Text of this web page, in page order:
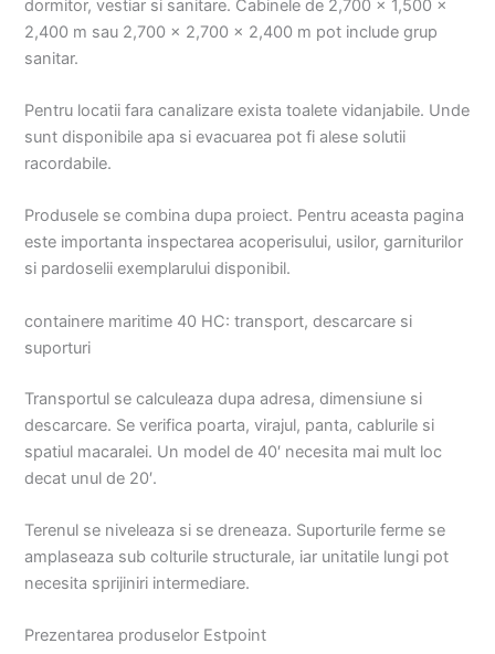
dormitor, vestiar si sanitare. Cabinele de 2,700 x 1,500 x
2,400 m sau 2,700 x 2,700 x 2,400 m pot include grup
sanitar.
Pentru locatii fara canalizare exista toalete vidanjabile. Unde
sunt disponibile apa si evacuarea pot fi alese solutii
racordabile.
Produsele se combina dupa proiect. Pentru aceasta pagina
este importanta inspectarea acoperisului, usilor, garniturilor
si pardoselii exemplarului disponibil.
containere maritime 40 HC: transport, descarcare si
suporturi
Transportul se calculeaza dupa adresa, dimensiune si
descarcare. Se verifica poarta, virajul, panta, cablurile si
spatiul macaralei. Un model de 40′ necesita mai mult loc
decat unul de 20′.
Terenul se niveleaza si se dreneaza. Suporturile ferme se
amplaseaza sub colturile structurale, iar unitatile lungi pot
necesita sprijiniri intermediare.
Prezentarea produselor Estpoint